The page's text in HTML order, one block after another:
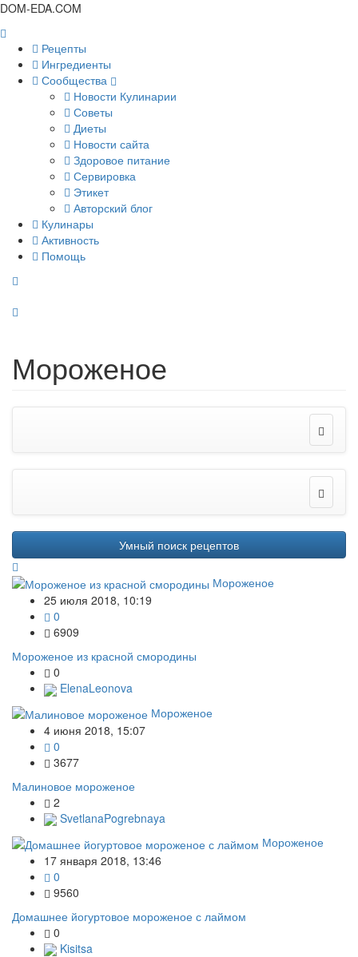
DOM-EDA.COM
Рецепты
Ингредиенты
Сообщества
Новости Кулинарии
Советы
Диеты
Новости сайта
Здоровое питание
Сервировка
Этикет
Авторский блог
Кулинары
Активность
Помощь
Мороженое
Умный поиск рецептов
Мороженое
25 июля 2018, 10:19
0
6909
Мороженое из красной смородины
0
ElenaLeonova
Мороженое
4 июня 2018, 15:07
0
3677
Малиновое мороженое
2
SvetlanaPogrebnaya
Мороженое
17 января 2018, 13:46
0
9560
Домашнее йогуртовое мороженое с лаймом
0
Kisitsa